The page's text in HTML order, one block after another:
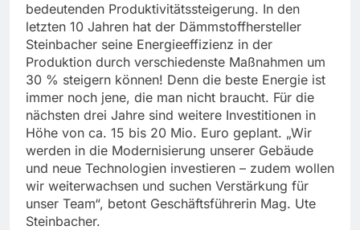
bedeutenden Produktivitätssteigerung. In den
letzten 10 Jahren hat der Dämmstoffhersteller
Steinbacher seine Energieeffizienz in der
Produktion durch verschiedenste Maßnahmen um
30 % steigern können! Denn die beste Energie ist
immer noch jene, die man nicht braucht. Für die
nächsten drei Jahre sind weitere Investitionen in
Höhe von ca. 15 bis 20 Mio. Euro geplant. „Wir
werden in die Modernisierung unserer Gebäude
und neue Technologien investieren – zudem wollen
wir weiterwachsen und suchen Verstärkung für
unser Team“, betont Geschäftsführerin Mag. Ute
Steinbacher.